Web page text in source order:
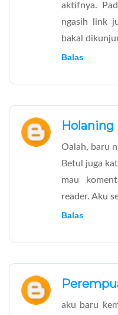
aktifnya.
ngasih link
bakal
Balas
Holaning
Oalah, baru
Betul juga
mau
reader. Aku
Balas
aku baru